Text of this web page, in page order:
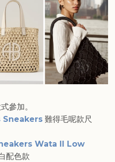
參加。
Sneakers 難得毛呢款尺
Wata II Low
配色款